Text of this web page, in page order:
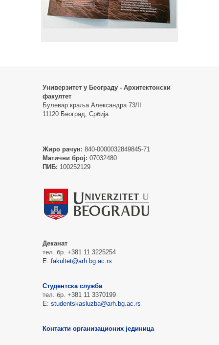
Универзитет у Београду - Архитектонски
факултет
Булевар краља Александра 73/II
11120 Београд, Србија
Жиро рачун: 840-0000032849845-71
Матични број: 07032480
ПИБ: 100252129
Деканат
тел. бр. +381 11 3225254
Е: fakultet@arh.bg.ac.rs
Студентска служба
тел. бр. +381 11 3370199
Е: studentskasluzba@arh.bg.ac.rs
Контакти организационих јединица